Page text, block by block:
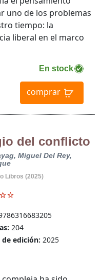
En stock
comprar
uno de los problemas
tiempo: la
liberal en el marco
del conflicto
Miguel Del Rey,
Libros (2025)
204
de edición: 2025